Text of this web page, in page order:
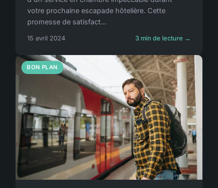
votre prochaine escapade hôtelière. Cette
promesse de satisfact...
15 avril 2024 3 min de lecture →
BON PLAN